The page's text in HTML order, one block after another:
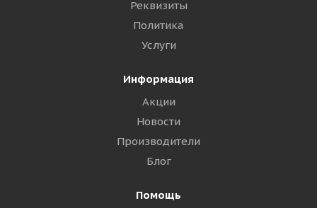
Реквизиты
Политика
Услуги
Информация
Акции
Новости
Производители
Блог
Помощь